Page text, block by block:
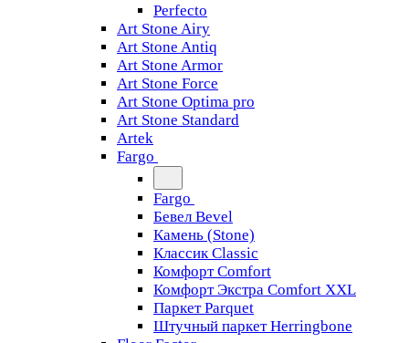
Perfecto
Art Stone Airy
Art Stone Antiq
Art Stone Armor
Art Stone Force
Art Stone Optima pro
Art Stone Standard
Artek
Fargo
Fargo
Бевел Bevel
Камень (Stone)
Классик Classic
Комфорт Comfort
Комфорт Экстра Comfort XXL
Паркет Parquet
Штучный паркет Herringbone